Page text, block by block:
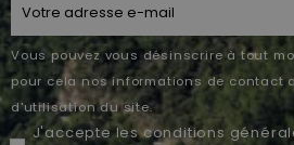
Vous pouvez vous désinscrire à tout
pour cela nos informations de contact
d'utilisation du site.
J'accepte lesconditions